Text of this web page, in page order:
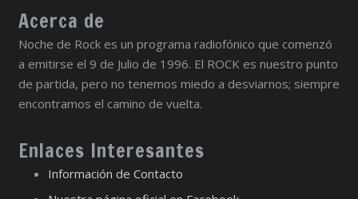
Acerca de
Noche de Rock es un programa radiofónico que comenzó
a emitirse el 9 de Julio de 1996. El ROCK es nuestro punto
de partida, pero no tenemos miedo a desviarnos; siempre
encontramos el camino de vuelta.
Enlaces Interesantes
Información de Contacto